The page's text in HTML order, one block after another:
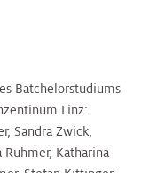
Batchelorstudiums
Linz:
Sandra Zwick,
Katharina